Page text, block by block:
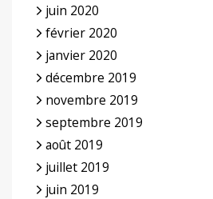
juin 2020
février 2020
janvier 2020
décembre 2019
novembre 2019
septembre 2019
août 2019
juillet 2019
juin 2019